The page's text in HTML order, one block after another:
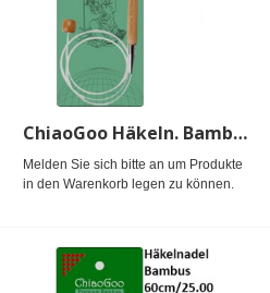
ChiaoGoo Häkeln. Bambus Seillänge 60cm/15.75
Melden Sie sich bitte an um Produkte
in den Warenkorb legen zu können.